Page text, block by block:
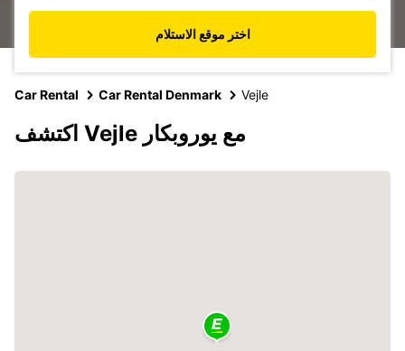
اختر موقع الاستلام
Car Rental Car Rental Denmark Vejle
اكتشف Vejle مع يوروبكار